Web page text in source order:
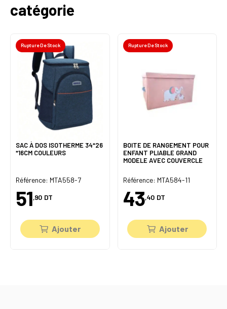
catégorie
Rupture De Stock
SAC À DOS ISOTHERME 34*26
*16CM COULEURS
Référence: MTA558-7
51,90 DT
Ajouter
Rupture De Stock
BOITE DE RANGEMENT POUR
ENFANT PLIABLE GRAND
MODELE AVEC COUVERCLE
Référence: MTA584-11
43,40 DT
Ajouter